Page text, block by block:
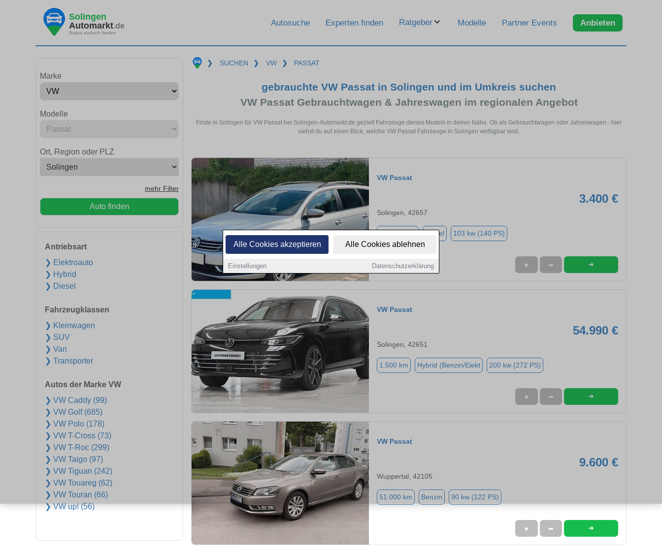
Alle Cookies akzeptieren Alle Cookies ablehnen
Einstellungen Datenschutzerklärung
Solingen
Automarkt.de
Autos einfach finden
Autosuche Experten finden Ratgeber Modelle Partner Events Anbieten
Marke
Modelle
Ort, Region oder PLZ
mehr Filter
Auto finden
Antriebsart
❯ Elektroauto
❯ Hybrid
❯ Diesel
Fahrzeugklassen
❯ Kleinwagen
❯ SUV
❯ Van
❯ Transporter
Autos der Marke VW
❯ VW Caddy (99)
❯ VW Golf (685)
❯ VW Polo (178)
❯ VW T-Cross (73)
❯ VW T-Roc (299)
❯ VW Taigo (97)
❯ VW Tiguan (242)
❯ VW Touareg (62)
❯ VW Touran (66)
❯ VW up! (56)
❯ SUCHEN ❯ VW ❯ PASSAT
gebrauchte VW Passat in Solingen und im Umkreis suchen
VW Passat Gebrauchtwagen & Jahreswagen im regionalen Angebot
Finde in Solingen für VW Passat bei Solingen-Automarkt.de gezielt Fahrzeuge dieses Models in deiner Nähe. Ob als Gebrauchtwagen oder Jahreswagen - hier
siehst du auf einen Blick, welche VW Passat Fahrzeuge in Solingen verfügbar sind.
VW Passat
3.400 €
Solingen, 42657
Diesel 103 kw (140 PS)
★ ➦ ➜
VW Passat
54.990 €
Solingen, 42651
1.500 km Hybrid (Benzin/Elekt 200 kw (272 PS)
★ ➦ ➜
VW Passat
9.600 €
Wuppertal, 42105
51.000 km Benzin 90 kw (122 PS)
★ ➦ ➜